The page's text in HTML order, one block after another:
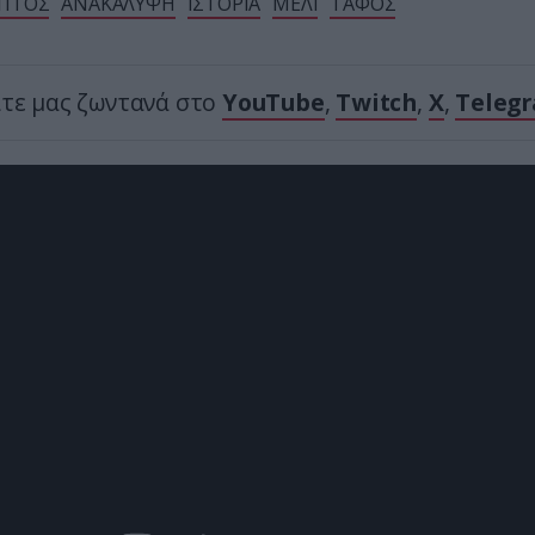
μας ζωντανά στο YouTube, Twitch, X,